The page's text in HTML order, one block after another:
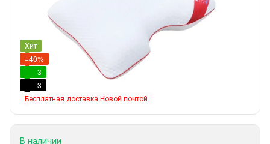
Хит
−40%
3
3
Бесплатная доставка Новой почтой
В наличии